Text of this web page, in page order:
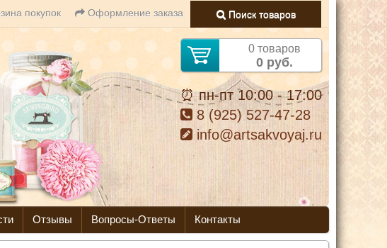
покупок Оформление заказа Поиск товаров
0 товаров
0 руб.
⏰ пн-пт 10:00 - 17:00
8 (925) 527-47-28
info@artsakvoyaj.ru
Отзывы Вопросы-Ответы Контакты